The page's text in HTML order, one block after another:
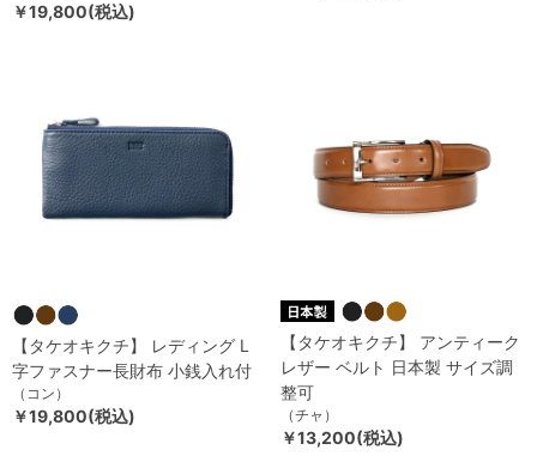
￥19,800(税込)
【タケオキクチ】 レディング L
字ファスナー長財布 小銭入れ付
（コン）
￥19,800(税込)
【タケオキクチ】 アンティーク
レザー ベルト 日本製 サイズ調
整可
（チャ）
￥13,200(税込)